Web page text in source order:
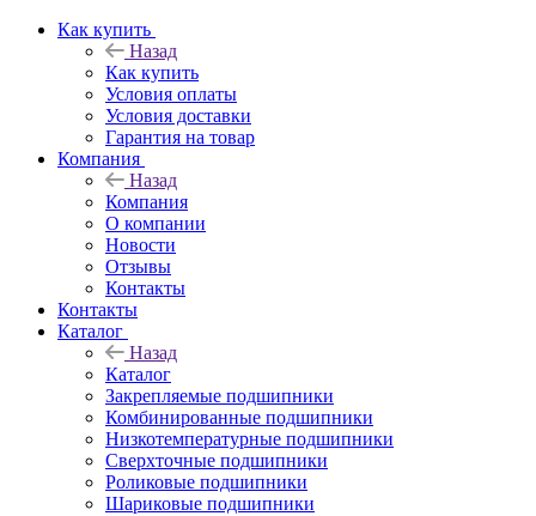
Как купить
Назад
Как купить
Условия оплаты
Условия доставки
Гарантия на товар
Компания
Назад
Компания
О компании
Новости
Отзывы
Контакты
Контакты
Каталог
Назад
Каталог
Закрепляемые подшипники
Комбинированные подшипники
Низкотемпературные подшипники
Сверхточные подшипники
Роликовые подшипники
Шариковые подшипники